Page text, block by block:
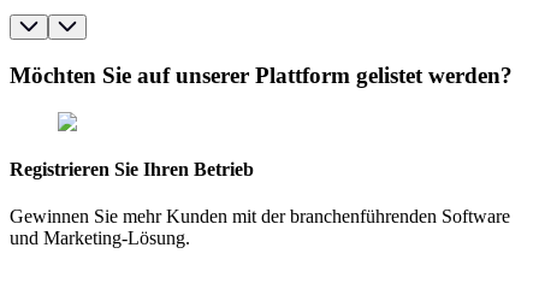
Möchten Sie auf unserer Plattform gelistet werden?
Registrieren Sie Ihren Betrieb
Gewinnen Sie mehr Kunden mit der branchenführenden Software
und Marketing-Lösung.